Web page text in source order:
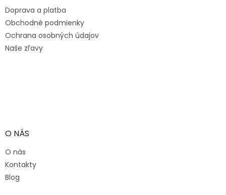
e
Doprava a platba
Obchodné podmienky
Ochrana osobných údajov
Naše zľavy
O NÁS
O nás
Kontakty
Blog